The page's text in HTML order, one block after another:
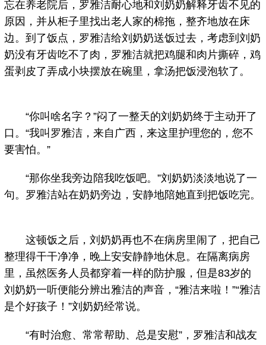
忘在养老院后，罗雅洁耐心地和刘奶奶解释牙齿不见的
原因，并从柜子里找出老人家的棉拖，整齐地放在床
边。到了饭点，罗雅洁给刘奶奶送饭过去，考虑到刘奶
奶没有牙齿吃不了肉，罗雅洁就把鸡腿和肉片撕碎，鸡
蛋剥皮了弄成小块摆放在碗里，拿汤把饭浸泡软了。
“你叫啥名字？”闷了一整天的刘奶奶终于主动开了
口。“我叫罗雅洁，来自广西，来这里护理您的，您不
要害怕。”
“那你坐我旁边陪我吃饭吧。”刘奶奶淡淡地说了一
句。罗雅洁站在奶奶旁边，安静地陪她直到把饭吃完。
这顿饭之后，刘奶奶再也不在病房里闹了，把自己
整理得干干净净，晚上安安静静地休息。在隔离病房
里，虽然医务人员都穿着一样的防护服，但是83岁的
刘奶奶一听便能分辨出雅洁的声音，“雅洁来啦！”“雅洁
是个好孩子！”刘奶奶经常说。
“有时治愈、常常帮助、总是安慰”，罗雅洁和战友